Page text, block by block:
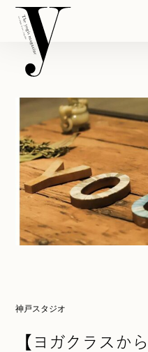
神戸スタジオ
【ヨガクラスか